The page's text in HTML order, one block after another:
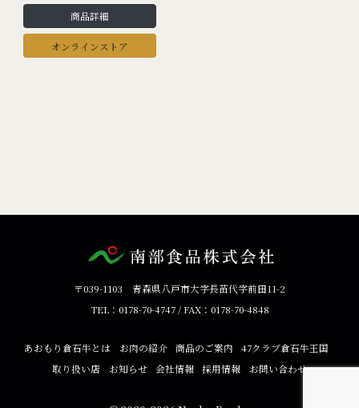
商品詳細
オンラインストア
〒039-1103 青森県八戸市大字長苗代字前田11-2
TEL：0178-70-4747 / FAX：0178-70-4848
あおもり倉石牛とは お肉の紹介 商品のご案内
47クラブ倉石牛王国
取り扱い店
お知らせ 会社情報 採用情報 お問い合わせ